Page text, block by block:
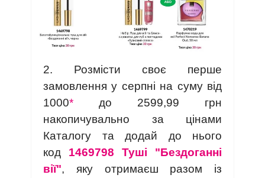
2. Розмісти своє перше
замовлення у серпні на суму від
1000* до 2599,99 грн
накопичувально за цінами
Каталогу та додай до нього
код 1469798 Туші "Бездоганні
вії", яку отримаєш разом із